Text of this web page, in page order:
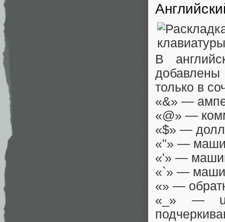
В
только в
«&» —
«@» —
«$» —
«"» —
«'» —
«`» —
«» —
«_» —